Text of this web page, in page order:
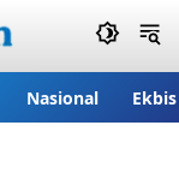
Nasional Ekbis